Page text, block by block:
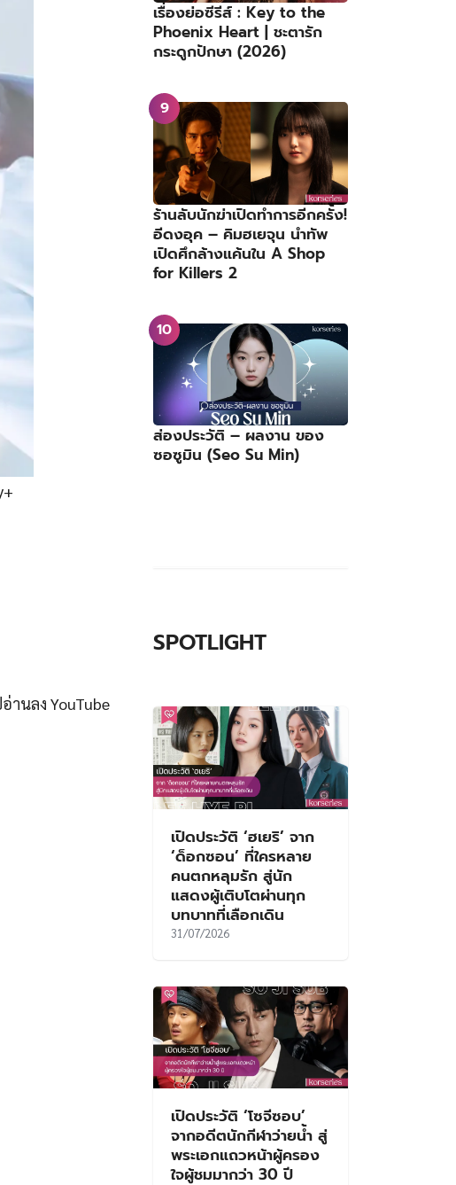
นลง YouTube
เรื่องย่อซีรีส์ : Key to the
Phoenix Heart | ชะตารัก
กระดูกปักษา (2026)
ร้านลับนักฆ่าเปิดทำการอีกครั้ง!
อีดงอุค – คิมฮเยจุน นำทัพ
เปิดศึกล้างแค้นใน A Shop
for Killers 2
ส่องประวัติ – ผลงาน ของ
ซอซูมิน (Seo Su Min)
SPOTLIGHT
เปิดประวัติ ‘ฮเยริ’ จาก
‘ด็อกซอน’ ที่ใครหลาย
คนตกหลุมรัก สู่นัก
แสดงผู้เติบโตผ่านทุก
บทบาทที่เลือกเดิน
31/07/2026
เปิดประวัติ ‘โซจีซอบ’
จากอดีตนักกีฬาว่ายน้ำ สู่
พระเอกแถวหน้าผู้ครอง
ใจผู้ชมมากว่า 30 ปี